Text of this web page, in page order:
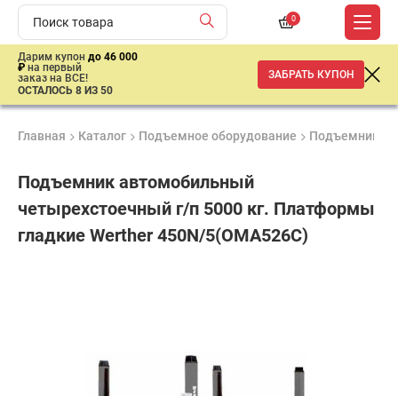
0
Дарим купон до 46 000
₽ на первый
заказ на ВСЕ!
ОСТАЛОСЬ 8 ИЗ 50
ЗАБРАТЬ КУПОН
Главная Каталог Подъемное оборудование Подъемники
Подъемник автомобильный
четырехстоечный г/п 5000 кг. Платформы
гладкие Werther 450N/5(OMA526C)